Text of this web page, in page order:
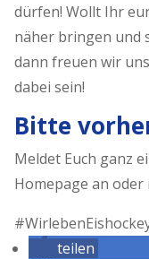
dürfen! Wollt Ihr
näher bringen und
dann freuen wir
dabei sein!
Bitte
Meldet Euch ganz
Homepage an
teilen